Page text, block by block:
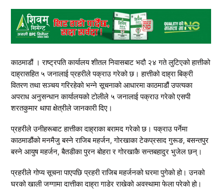
काठमाडौं । राष्ट्रपति कार्यालय शीतल निवासबाट भदौ २४ गते लुटिएको हात्तीको
दाह्रासहित ५ जनालाई प्रहरीले पक्राउ गरेको छ। हात्तीको दाह्रा बिक्री
वितरण तथा सञ्चय गरिरहेको भन्ने सूचनाको आधारमा काठमाडौं उपत्यका
अपराध अनुसन्धान कार्यालयको टोलीले ५ जनालाई पक्राउ गरेको एसपी
शरतकुमार थापा क्षेत्रीले जानकारी दिए।
प्रहरीले उनीहरूबाट हात्तीका दाह्राका बरामद गरेको छ। पक्राउ पर्नेमा
काठमाडौंको मनमैजु बस्ने राजिब महर्जन, गोरखाका टेकप्रसाद गुरूङ, बसन्तपुर
बस्ने आयुष महर्जन, बैतडीका पुरन बोहरा र गोरखाकै सन्तबहादुर भुजेल छन्।
प्रहरीले गोप्य सूचना पाएपछि प्रहरी राजिब महर्जनको घरमा पुगेको हो। उनको
घरको खाली जग्गामा दात्तीका दाह्रा गाडेर राखेको अवस्थामा फेला परेको हो।